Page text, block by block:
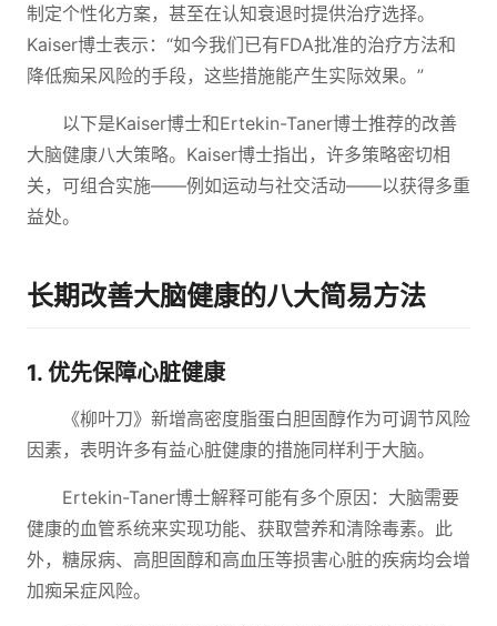
制定个性化方案，甚至在认知衰退时提供治疗选择。
Kaiser博士表示：“如今我们已有FDA批准的治疗方法和
降低痴呆风险的手段，这些措施能产生实际效果。”
以下是Kaiser博士和Ertekin-Taner博士推荐的改善
大脑健康八大策略。Kaiser博士指出，许多策略密切相
关，可组合实施——例如运动与社交活动——以获得多重
益处。
长期改善大脑健康的八大简易方法
1. 优先保障心脏健康
《柳叶刀》新增高密度脂蛋白胆固醇作为可调节风险
因素，表明许多有益心脏健康的措施同样利于大脑。
Ertekin-Taner博士解释可能有多个原因：大脑需要
健康的血管系统来实现功能、获取营养和清除毒素。此
外，糖尿病、高胆固醇和高血压等损害心脏的疾病均会增
加痴呆症风险。